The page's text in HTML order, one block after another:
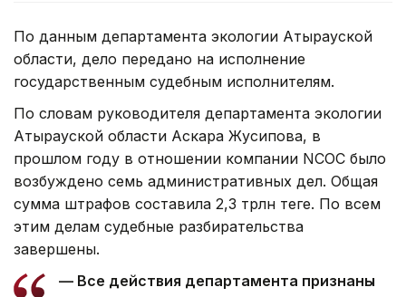
По данным департамента экологии Атырауской
области, дело передано на исполнение
государственным судебным исполнителям.
По словам руководителя департамента экологии
Атырауской области Аскара Жусипова, в
прошлом году в отношении компании NCOC было
возбуждено семь административных дел. Общая
сумма штрафов составила 2,3 трлн теңге. По всем
этим делам судебные разбирательства
завершены.
— Все действия департамента признаны